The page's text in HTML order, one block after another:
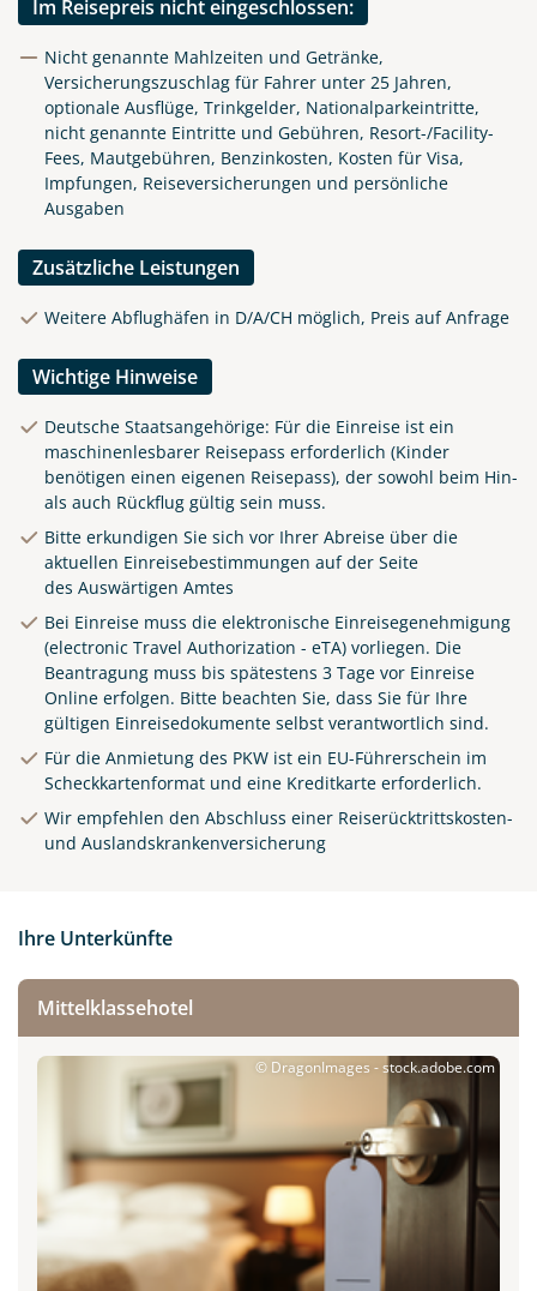
Im Reisepreis nicht eingeschlossen:
Nicht genannte Mahlzeiten und Getränke,
Versicherungszuschlag für Fahrer unter 25 Jahren,
optionale Ausflüge, Trinkgelder, Nationalparkeintritte,
nicht genannte Eintritte und Gebühren, Resort-/Facility-
Fees, Mautgebühren, Benzinkosten, Kosten für Visa,
Impfungen, Reiseversicherungen und persönliche
Ausgaben
Zusätzliche Leistungen
Weitere Abflughäfen in D/A/CH möglich, Preis auf Anfrage
Wichtige Hinweise
Deutsche Staatsangehörige: Für die Einreise ist ein
maschinenlesbarer Reisepass erforderlich (Kinder
benötigen einen eigenen Reisepass), der sowohl beim Hin-
als auch Rückflug gültig sein muss.
Bitte erkundigen Sie sich vor Ihrer Abreise über die
aktuellen Einreisebestimmungen auf der Seite
des Auswärtigen Amtes
Bei Einreise muss die elektronische Einreisegenehmigung
(electronic Travel Authorization - eTA) vorliegen. Die
Beantragung muss bis spätestens 3 Tage vor Einreise
Online erfolgen. Bitte beachten Sie, dass Sie für Ihre
gültigen Einreisedokumente selbst verantwortlich sind.
Für die Anmietung des PKW ist ein EU-Führerschein im
Scheckkartenformat und eine Kreditkarte erforderlich.
Wir empfehlen den Abschluss einer Reiserücktrittskosten-
und Auslandskrankenversicherung
Ihre Unterkünfte
Mittelklassehotel
© DragonImages - stock.adobe.com